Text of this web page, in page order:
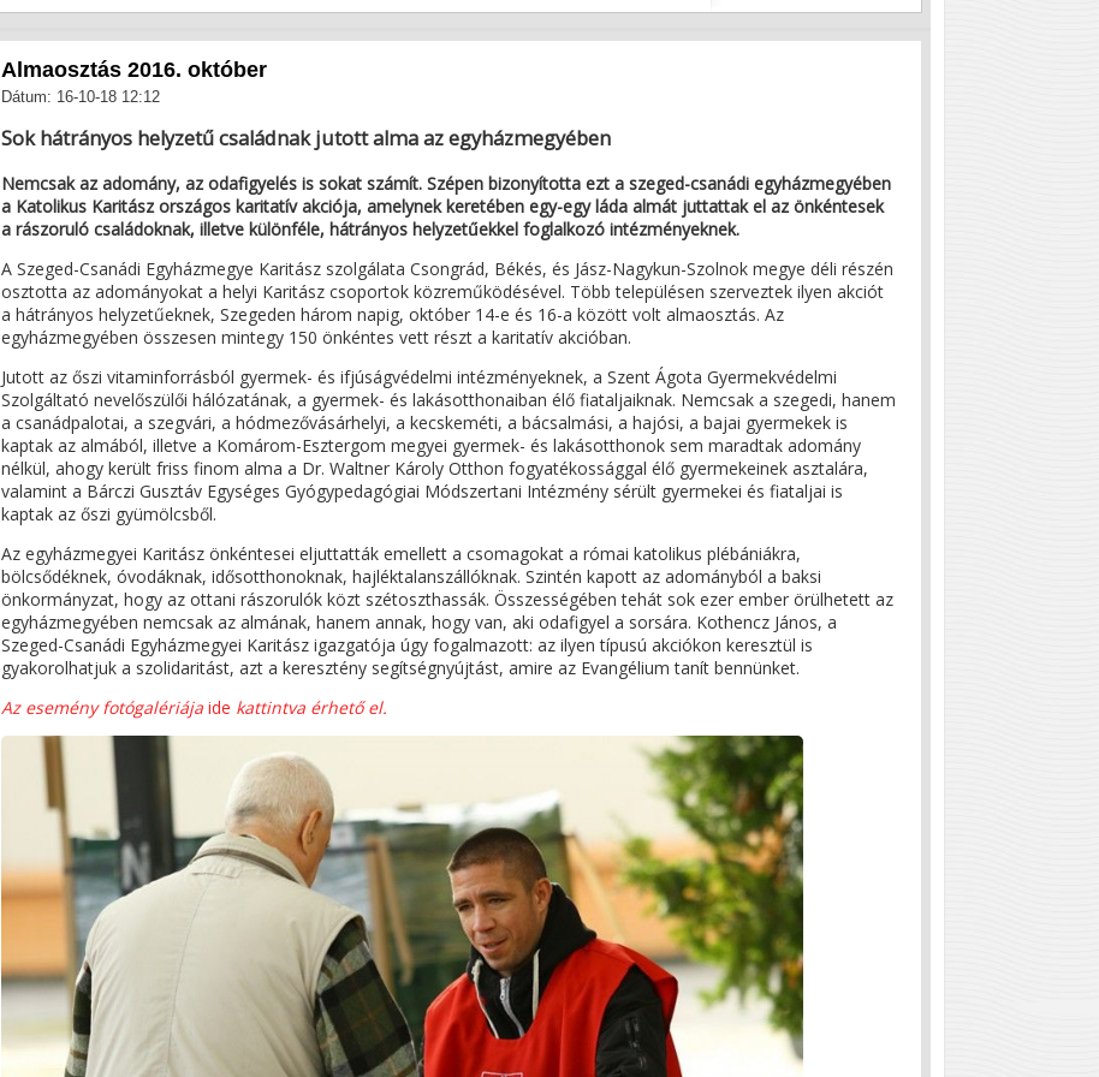
Almaosztás 2016. október
Dátum: 16-10-18 12:12
Sok hátrányos helyzetű családnak jutott alma az egyházmegyében
Nemcsak az adomány, az odafigyelés is sokat számít. Szépen bizonyította ezt a szeged-csanádi egyházmegyében
a Katolikus Karitász országos karitatív akciója, amelynek keretében egy-egy láda almát juttattak el az önkéntesek
a rászoruló családoknak, illetve különféle, hátrányos helyzetűekkel foglalkozó intézményeknek.
A Szeged-Csanádi Egyházmegye Karitász szolgálata Csongrád, Békés, és Jász-Nagykun-Szolnok megye déli részén
osztotta az adományokat a helyi Karitász csoportok közreműködésével. Több településen szerveztek ilyen akciót
a hátrányos helyzetűeknek, Szegeden három napig, október 14-e és 16-a között volt almaosztás. Az
egyházmegyében összesen mintegy 150 önkéntes vett részt a karitatív akcióban.
Jutott az őszi vitaminforrásból gyermek- és ifjúságvédelmi intézményeknek, a Szent Ágota Gyermekvédelmi
Szolgáltató nevelőszülői hálózatának, a gyermek- és lakásotthonaiban élő fiataljaiknak. Nemcsak a szegedi, hanem
a csanádpalotai, a szegvári, a hódmezővásárhelyi, a kecskeméti, a bácsalmási, a hajósi, a bajai gyermekek is
kaptak az almából, illetve a Komárom-Esztergom megyei gyermek- és lakásotthonok sem maradtak adomány
nélkül, ahogy került friss finom alma a Dr. Waltner Károly Otthon fogyatékossággal élő gyermekeinek asztalára,
valamint a Bárczi Gusztáv Egységes Gyógypedagógiai Módszertani Intézmény sérült gyermekei és fiataljai is
kaptak az őszi gyümölcsből.
Az egyházmegyei Karitász önkéntesei eljuttatták emellett a csomagokat a római katolikus plébániákra,
bölcsődéknek, óvodáknak, idősotthonoknak, hajléktalanszállóknak. Szintén kapott az adományból a baksi
önkormányzat, hogy az ottani rászorulók közt szétoszthassák. Összességében tehát sok ezer ember örülhetett az
egyházmegyében nemcsak az almának, hanem annak, hogy van, aki odafigyel a sorsára. Kothencz János, a
Szeged-Csanádi Egyházmegyei Karitász igazgatója úgy fogalmazott: az ilyen típusú akciókon keresztül is
gyakorolhatjuk a szolidaritást, azt a keresztény segítségnyújtást, amire az Evangélium tanít bennünket.
Az esemény fotógalériája ide kattintva érhető el.